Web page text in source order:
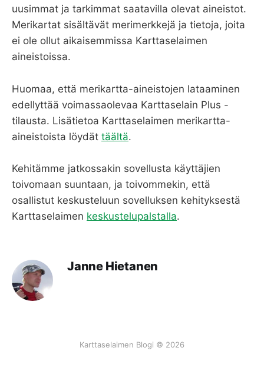
uusimmat ja tarkimmat saatavilla olevat aineistot.
Merikartat sisältävät merimerkkejä ja tietoja, joita
ei ole ollut aikaisemmissa Karttaselaimen
aineistoissa.
Huomaa, että merikartta-aineistojen lataaminen
edellyttää voimassaolevaa Karttaselain Plus -
tilausta. Lisätietoa Karttaselaimen merikartta-
aineistoista löydät täältä.
Kehitämme jatkossakin sovellusta käyttäjien
toivomaan suuntaan, ja toivommekin, että
osallistut keskusteluun sovelluksen kehityksestä
Karttaselaimen keskustelupalstalla.
Janne Hietanen
Karttaselaimen Blogi © 2026